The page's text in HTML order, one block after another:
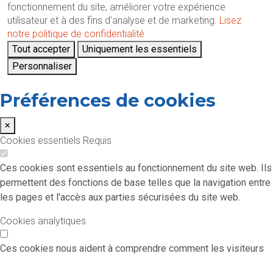
fonctionnement du site, améliorer votre expérience
utilisateur et à des fins d'analyse et de marketing. Lisez
notre politique de confidentialité
Tout accepter
Uniquement les essentiels
Personnaliser
Préférences de cookies
×
Cookies essentiels Requis
Ces cookies sont essentiels au fonctionnement du site web. Ils
permettent des fonctions de base telles que la navigation entre
les pages et l'accès aux parties sécurisées du site web.
Cookies analytiques
Ces cookies nous aident à comprendre comment les visiteurs